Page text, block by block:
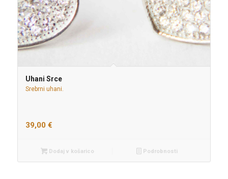
Uhani Srce
Srebrni uhani.
39,00 €
Dodaj v košarico Podrobnosti